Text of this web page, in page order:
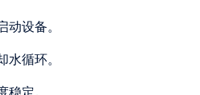
动设备。
水循环。
稳定。